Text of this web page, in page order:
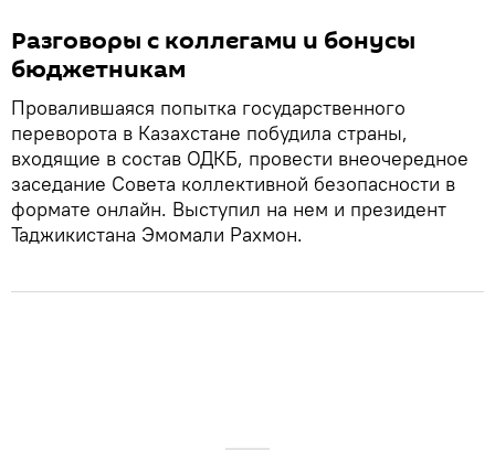
Разговоры с коллегами и бонусы
бюджетникам
Провалившаяся попытка государственного
переворота в Казахстане побудила страны,
входящие в состав ОДКБ, провести внеочередное
заседание Совета коллективной безопасности в
формате онлайн. Выступил на нем и президент
Таджикистана Эмомали Рахмон.